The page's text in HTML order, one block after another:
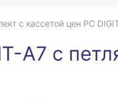
с кассетой цен PC
A7 с